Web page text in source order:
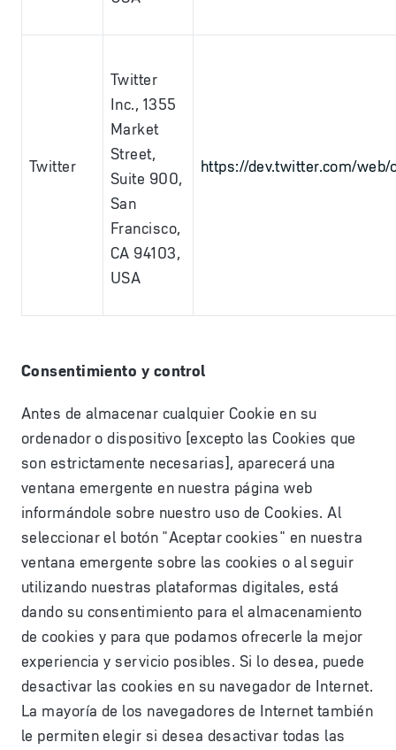
Twitter
Twitter
Inc., 1355
Market
Street,
Suite 900,
San
Francisco,
CA 94103,
USA
https://dev.twitter.com/web/
Consentimiento y control
Antes de almacenar cualquier Cookie en su
ordenador o dispositivo [excepto las Cookies que
son estrictamente necesarias], aparecerá una
ventana emergente en nuestra página web
informándole sobre nuestro uso de Cookies. Al
seleccionar el botón "Aceptar cookies" en nuestra
ventana emergente sobre las cookies o al seguir
utilizando nuestras plataformas digitales, está
dando su consentimiento para el almacenamiento
de cookies y para que podamos ofrecerle la mejor
experiencia y servicio posibles. Si lo desea, puede
desactivar las cookies en su navegador de Internet.
La mayoría de los navegadores de Internet también
le permiten elegir si desea desactivar todas las